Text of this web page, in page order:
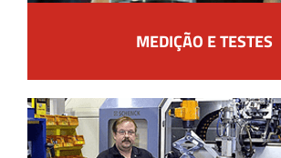
MEDIÇÃO E TESTES